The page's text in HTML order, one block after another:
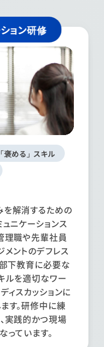
ョン研修
「褒める」スキル
解消するための
ュニケーションス
理職や先輩社員
メントのデフレス
下教育に必要な
ルを適切なワー
ィスカッションに
す。研修中に練
実践的かつ現場
っています。